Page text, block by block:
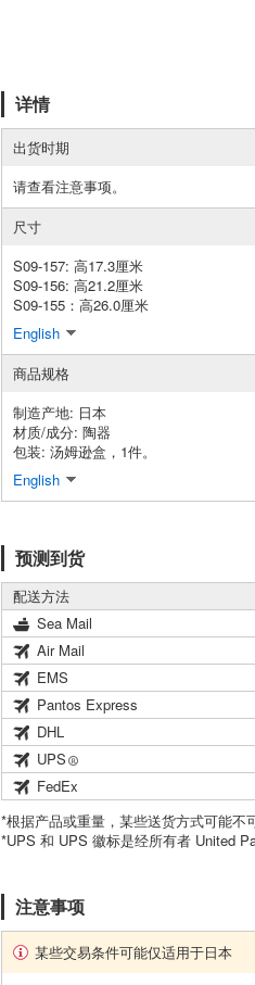
详情
出货时期
请查看注意事项。
尺寸
S09-157: 高17.3厘米
S09-156: 高21.2厘米
S09-155：高26.0厘米
English
商品规格
制造产地: 日本
材质/成分: 陶器
包装: 汤姆逊盒，1件。
English
预测到货
配送方法
Sea Mail
Air Mail
EMS
Pantos Express
DHL
UPS
FedEx
*根据产品或重量，某些送货方式可能不
*UPS 和 UPS 徽标是经所有者 United
注意事项
某些交易条件可能仅适用于日本